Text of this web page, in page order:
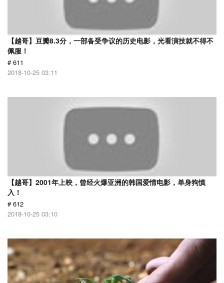
【越哥】豆瓣8.3分，一部备受争议的历史电影，光看演技就不得不
佩服！
# 611
2018-10-25 03:11
【越哥】2001年上映，曾经火爆亚洲的韩国爱情电影，单身狗慎
入！
# 612
2018-10-25 03:10